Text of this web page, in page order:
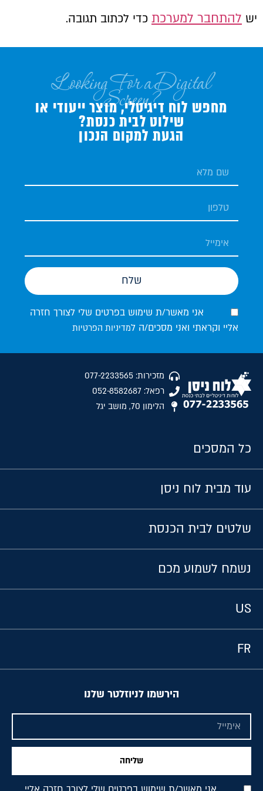
יש להתחבר למערכת כדי לכתוב תגובה.
Looking For a Digital
Screen?
מחפש לוח דיגיטלי, מוצר ייעודי או
שילוט לבית כנסת?
הגעת למקום הנכון
אני מאשר/ת שימוש בפרטים שלי לצורך חזרה
אליי וקראתי ואני מסכים/ה למדיניות הפרטיות
שלח
מזכירות: 077-2233565
רפאל: 052-8582687
הלימון 70, מושב יגל
כל המסכים
עוד מבית לוח ניסן
שלטים לבית הכנסת
נשמח לשמוע מכם
US
FR
הירשמו לניוזלטר שלנו
שליחה